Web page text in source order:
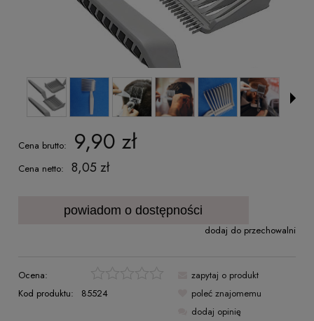
Cena brutto: 9,90 zł
Cena netto: 8,05 zł
powiadom o dostępności
dodaj do przechowalni
Ocena:
Kod produktu:
85524
zapytaj o produkt
poleć znajomemu
dodaj opinię